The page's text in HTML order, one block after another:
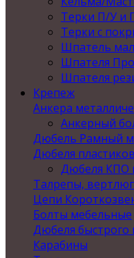
Терки П/У и
Терки с
Шпатель
Шпателя
Шпателя
Крепеж
Анкера
Анкерный
Дюбель Рамный
Дюбеля
Дюбеля КПО
Талрепы,
Цепи
Болты мебельные
Дюбеля быстрого
Карабины